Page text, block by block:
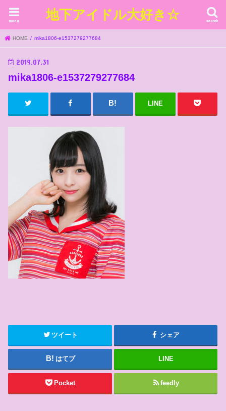
地下アイドル大好き☆ search
menu
HOME mika1806-e1537279277684
2019.07.31
mika1806-e1537279277684
LINE
ツイート シェア
はてブ LINE
Pocket feedly